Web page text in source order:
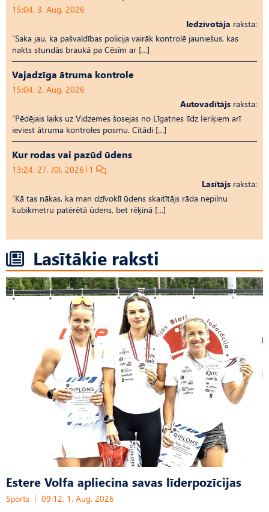
15:04, 3. Aug, 2026
Iedzīvotāja raksta:
“Saka jau, ka pašvaldības policija vairāk kontrolē jauniešus, kas
nakts stundās braukā pa Cēsīm ar […]
Vajadzīga ātruma kontrole
15:04, 2. Aug, 2026
Autovadītājs raksta:
“Pēdējais laiks uz Vid­ze­mes šosejas no Līgatnes līdz Ieriķiem arī
ieviest ātruma kontroles posmu. Citādi […]
Kur rodas vai pazūd ūdens
13:24, 27. Jūl, 2026 1
Lasītājs raksta:
“Kā tas nākas, ka man dzīvoklī ūdens skaitītājs rāda nepilnu
kubikmetru patērētā ūdens, bet rēķinā […]
Lasītākie raksti
Estere Volfa apliecina savas līderpozīcijas
Sports 09:12, 1. Aug, 2026